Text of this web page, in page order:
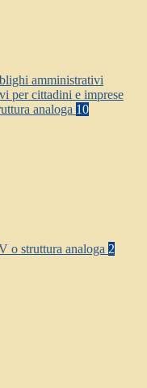
amministrativi
per cittadini e imprese
analoga 10
o struttura analoga 2